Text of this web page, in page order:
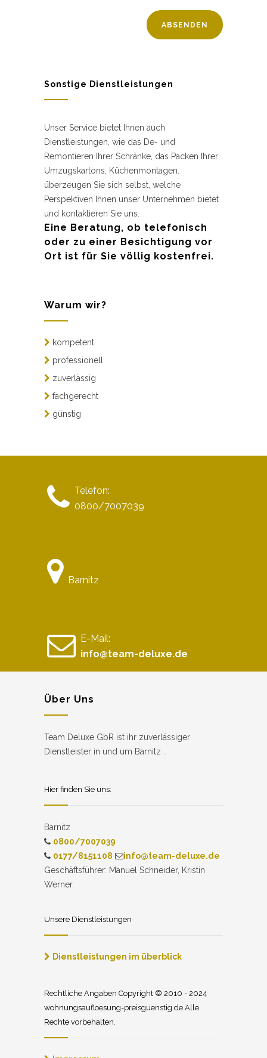
Sonstige Dienstleistungen
Unser Service bietet Ihnen auch
Dienstleistungen, wie das De- und
Remontieren Ihrer Schränke, das Packen Ihrer
Umzugskartons, Küchenmontagen.
überzeugen Sie sich selbst, welche
Perspektiven Ihnen unser Unternehmen bietet
und kontaktieren Sie uns.
Eine Beratung, ob telefonisch
oder zu einer Besichtigung vor
Ort ist für Sie völlig kostenfrei.
Warum wir?
kompetent
professionell
zuverlässig
fachgerecht
günstig
Telefon:
0800/7007039
Barnitz
E-Mail:
info@team-deluxe.de
Über Uns
Team Deluxe GbR ist ihr zuverlässiger
Dienstleister in und um Barnitz .
Hier finden Sie uns:
Barnitz
0800/7007039
0177/8151108
info@team-deluxe.de
Geschäftsführer: Manuel Schneider, Kristin
Werner
Unsere Dienstleistungen
Dienstleistungen im überblick
Rechtliche Angaben Copyright © 2010 - 2024
wohnungsaufloesung-preisguenstig.de Alle
Rechte vorbehalten.